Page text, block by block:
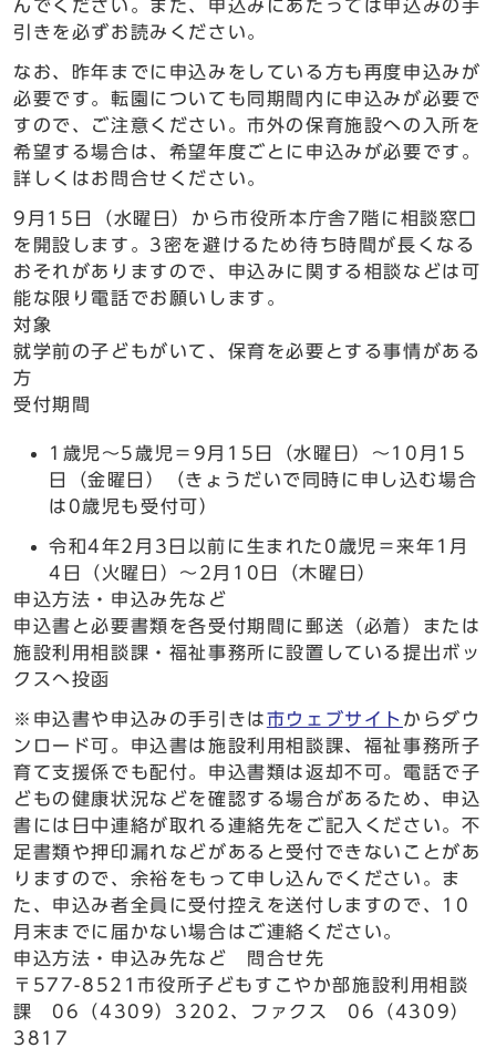
んでください。また、申込みにあたっては申込みの手
引きを必ずお読みください。
なお、昨年までに申込みをしている方も再度申込みが
必要です。転園についても同期間内に申込みが必要で
すので、ご注意ください。市外の保育施設への入所を
希望する場合は、希望年度ごとに申込みが必要です。
詳しくはお問合せください。
9月15日（水曜日）から市役所本庁舎7階に相談窓口
を開設します。3密を避けるため待ち時間が長くなる
おそれがありますので、申込みに関する相談などは可
能な限り電話でお願いします。
対象
就学前の子どもがいて、保育を必要とする事情がある
方
受付期間
1歳児〜5歳児＝9月15日（水曜日）〜10月15
日（金曜日）（きょうだいで同時に申し込む場合
は0歳児も受付可）
令和4年2月3日以前に生まれた0歳児＝来年1月
4日（火曜日）〜2月10日（木曜日）
申込方法・申込み先など
申込書と必要書類を各受付期間に郵送（必着）または
施設利用相談課・福祉事務所に設置している提出ボッ
クスへ投函
※申込書や申込みの手引きは市ウェブサイト からダウ
ンロード可。申込書は施設利用相談課、福祉事務所子
育て支援係でも配付。申込書類は返却不可。電話で子
どもの健康状況などを確認する場合があるため、申込
書には日中連絡が取れる連絡先をご記入ください。不
足書類や押印漏れなどがあると受付できないことがあ
りますので、余裕をもって申し込んでください。ま
た、申込み者全員に受付控えを送付しますので、10
月末までに届かない場合はご連絡ください。
申込方法・申込み先など 問合せ先
〒577-8521市役所子どもすこやか部施設利用相談
課 06（4309）3202、ファクス 06（4309）
3817